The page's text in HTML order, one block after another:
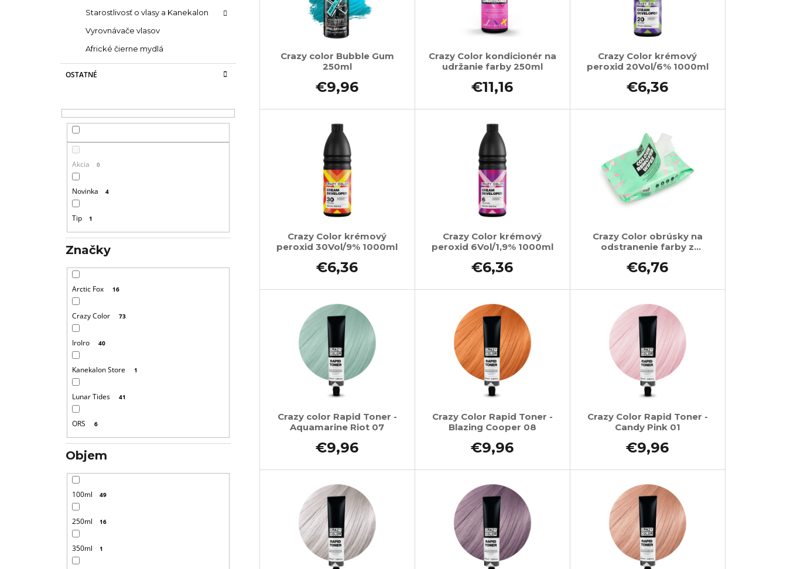
Starostlivosť o vlasy a Kanekalon
Vyrovnávače vlasov
Africké čierne mydlá
OSTATNÉ
Akcia 0
Novinka 4
Tip 1
Značky
Arctic Fox 16
Crazy Color 73
IroIro 40
Kanekalon Store 1
Lunar Tides 41
ORS 6
Objem
100ml 49
250ml 16
350ml 1
Crazy color Bubble Gum
250ml
€9,96
Crazy Color kondicionér na
udržanie farby 250ml
€11,16
Crazy Color krémový
peroxid 20Vol/6% 1000ml
€6,36
Crazy Color krémový
peroxid 30Vol/9% 1000ml
€6,36
Crazy Color krémový
peroxid 6Vol/1,9% 1000ml
€6,36
Crazy Color obrúsky na
odstranenie farby z
pokožky
€6,76
Crazy color Rapid Toner -
Aquamarine Riot 07
€9,96
Crazy Color Rapid Toner -
Blazing Cooper 08
€9,96
Crazy Color Rapid Toner -
Candy Pink 01
€9,96